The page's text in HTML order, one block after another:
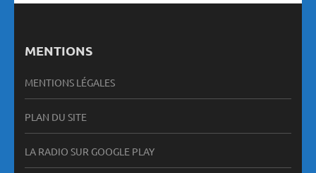
MENTIONS
MENTIONS LÉGALES
PLAN DU SITE
LA RADIO SUR GOOGLE PLAY